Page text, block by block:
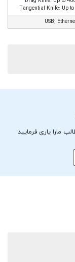
Tangential Knife: Up
USB;
مارا یاری فرمایید